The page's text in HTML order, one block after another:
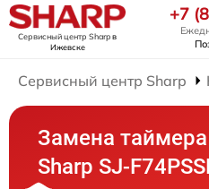
Сервисный центр Sharpв
Ижевске
+7
Сервисный центр Sharp
Замена
Sharp SJ-